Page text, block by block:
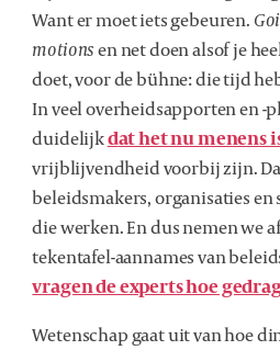
Want er moet iets gebeuren.
motionsen net doen alsof je
doet, voor de bühne: die tijd
In veel overheidsapporten en -
duidelijkdat het nu menens
vrijblijvendheid voorbij zijn.
beleidsmakers, organisaties
die werken. En dus nemen we
tekentafel-aannames van
vragen de experts hoe
Wetenschap gaat uit van hoe